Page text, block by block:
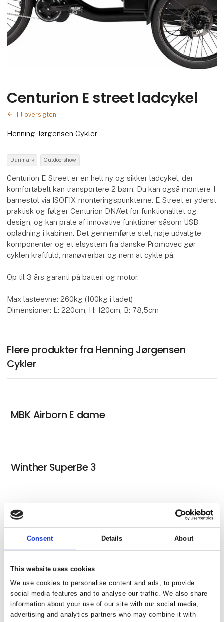
Consent Details About
This website uses cookies
We use cookies to personalise content and ads, to provide
social media features and to analyse our traffic. We also share
information about your use of our site with our social media,
advertising and analytics partners who may combine it with
Centurion E street ladcykel
Til oversigten
Henning Jørgensen Cykler
Danmark Outdoorshow
Centurion E Street er en helt ny og sikker ladcykel, der
komfortabelt kan transportere 2 børn. Du kan også montere 1
barnestol via ISOFIX-monteringspunkterne. E Street er yderst
praktisk og følger Centurion DNA’et for funktionalitet og
design, og kan prale af innovative funktioner såsom USB-
opladning i kabinen. Det gennemførte stel, nøje udvalgte
komponenter og et elsystem fra danske Promovec gør
cyklen kraftfuld, manøvrerbar og nem at cykle på.
Op til 3 års garanti på batteri og motor.
Max lasteevne: 260kg (100kg i ladet)
Dimensioner: L: 220cm, H: 120cm, B: 78,5cm
Flere produkter fra Henning Jørgensen
Cykler
MBK Airborn E dame
Winther SuperBe 3
Winther Superbe 1 LTD
Centurion Invincible el-cykel